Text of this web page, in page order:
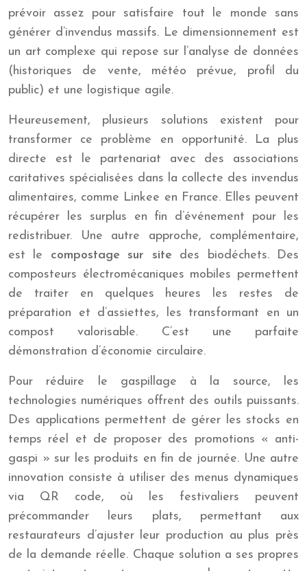
prévoir assez pour satisfaire tout le monde sans
générer d’invendus massifs. Le dimensionnement est
un art complexe qui repose sur l’analyse de données
(historiques de vente, météo prévue, profil du
public) et une logistique agile.
Heureusement, plusieurs solutions existent pour
transformer ce problème en opportunité. La plus
directe est le partenariat avec des associations
caritatives spécialisées dans la collecte des invendus
alimentaires, comme Linkee en France. Elles peuvent
récupérer les surplus en fin d’événement pour les
redistribuer. Une autre approche, complémentaire,
est le compostage sur site des biodéchets. Des
composteurs électromécaniques mobiles permettent
de traiter en quelques heures les restes de
préparation et d’assiettes, les transformant en un
compost valorisable. C’est une parfaite
démonstration d’économie circulaire.
Pour réduire le gaspillage à la source, les
technologies numériques offrent des outils puissants.
Des applications permettent de gérer les stocks en
temps réel et de proposer des promotions « anti-
gaspi » sur les produits en fin de journée. Une autre
innovation consiste à utiliser des menus dynamiques
via QR code, où les festivaliers peuvent
précommander leurs plats, permettant aux
restaurateurs d’ajuster leur production au plus près
de la demande réelle. Chaque solution a ses propres